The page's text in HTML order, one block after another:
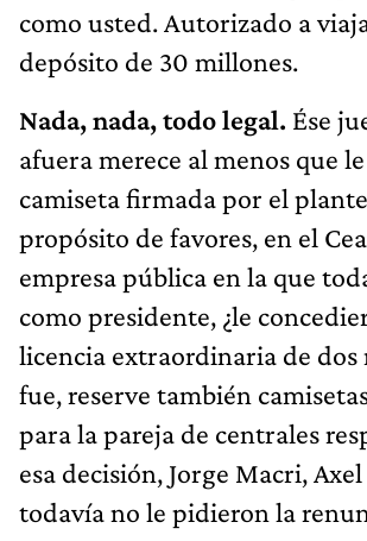
como usted. Autorizado a
depósito de 30 millones.
Nada, nada, todo legal. Ése
afuera merece al menos que
camiseta firmada por el
propósito de favores, en el
empresa pública en la que
como presidente, ¿le
licencia extraordinaria de dos
fue, reserve también
para la pareja de centrales
esa decisión, Jorge Macri,
todavía no le pidieron la